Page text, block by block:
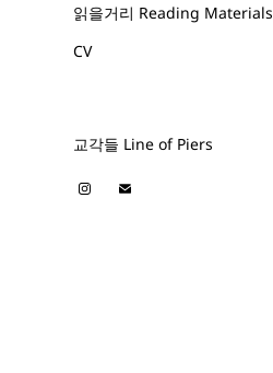
읽을거리 Reading Materials
CV
교각들 Line of Piers